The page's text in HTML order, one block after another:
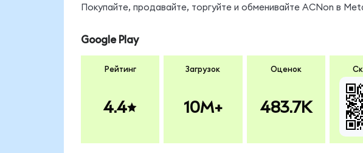
Покупайте, продавайте, торгуйте и обменивайте ACNon в
Google Play
Рейтинг
4.4
Загрузок
10M+
Оценок
483.7K